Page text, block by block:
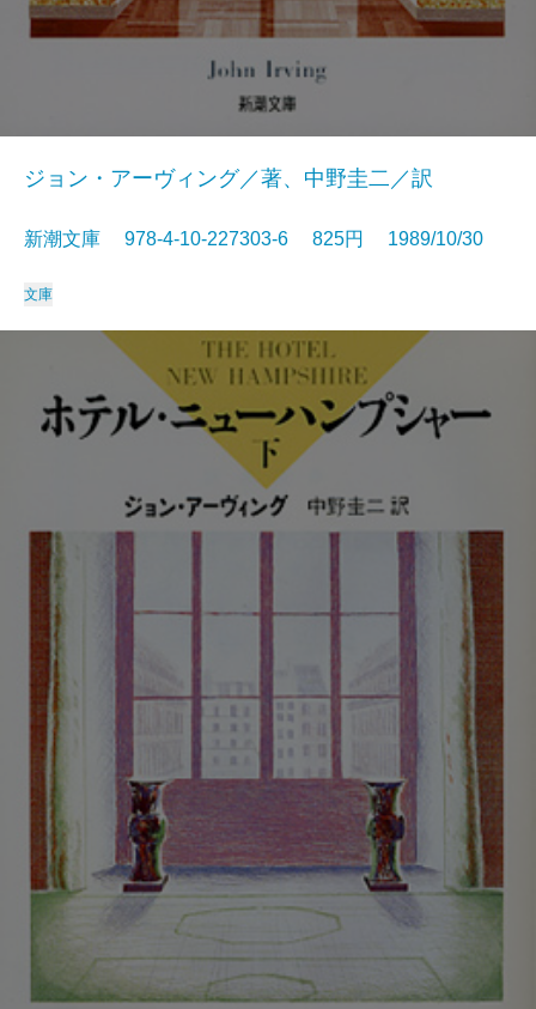
ジョン・アーヴィング／著、中野圭二／訳
新潮文庫 978-4-10-227303-6 825円 1989/10/30
文庫